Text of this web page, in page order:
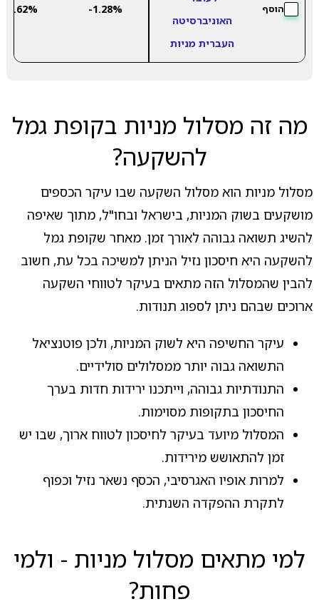
הוסף
האוניברסיטה
העברית מניות
-1.28%
13.62%
מה זה מסלול מניות בקופת גמל
להשקעה?
מסלול מניות הוא מסלול השקעה שבו עיקר הכספים
מושקעים בשוק המניות, בישראל ובחו"ל, מתוך שאיפה
להשיג תשואה גבוהה לאורך זמן. מאחר שקופת גמל
להשקעה היא חיסכון נזיל הניתן למשיכה בכל עת, חשוב
להבין שהמסלול הזה מתאים בעיקר לטווחי השקעה
ארוכים שבהם ניתן לספוג תנודות.
עיקר החשיפה היא לשוק המניות, ולכן פוטנציאל
התשואה גבוה יותר ממסלולים סולידיים.
התנודתיות גבוהה, וייתכנו ירידות חדות בערך
החיסכון בתקופות מסוימות.
המסלול מיועד בעיקר לחיסכון לטווח ארוך, שבו יש
זמן להתאושש מירידות.
למרות אופיו האגרסיבי, הכסף נשאר נזיל וכפוף
לתקרת ההפקדה השנתית.
למי מתאים מסלול מניות - ולמי
פחות?